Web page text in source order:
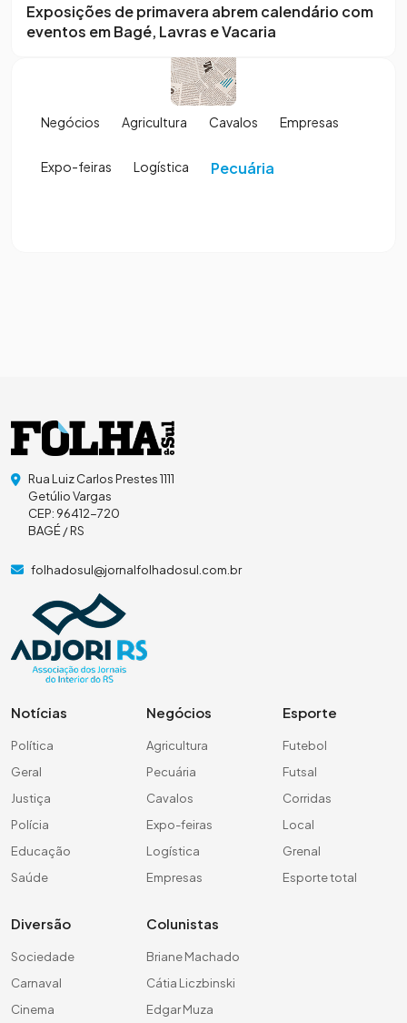
Exposições de primavera abrem calendário com
eventos em Bagé, Lavras e Vacaria
Negócios Agricultura Cavalos Empresas
Expo-feiras Logística Pecuária
Rua Luiz Carlos Prestes 1111
Getúlio Vargas
CEP: 96412-720
BAGÉ / RS
folhadosul@jornalfolhadosul.com.br
Notícias
Política
Geral
Justiça
Polícia
Educação
Saúde
Negócios
Agricultura
Pecuária
Cavalos
Expo-feiras
Logística
Empresas
Esporte
Futebol
Futsal
Corridas
Local
Grenal
Esporte total
Diversão
Sociedade
Carnaval
Cinema
Colunistas
Briane Machado
Cátia Liczbinski
Edgar Muza